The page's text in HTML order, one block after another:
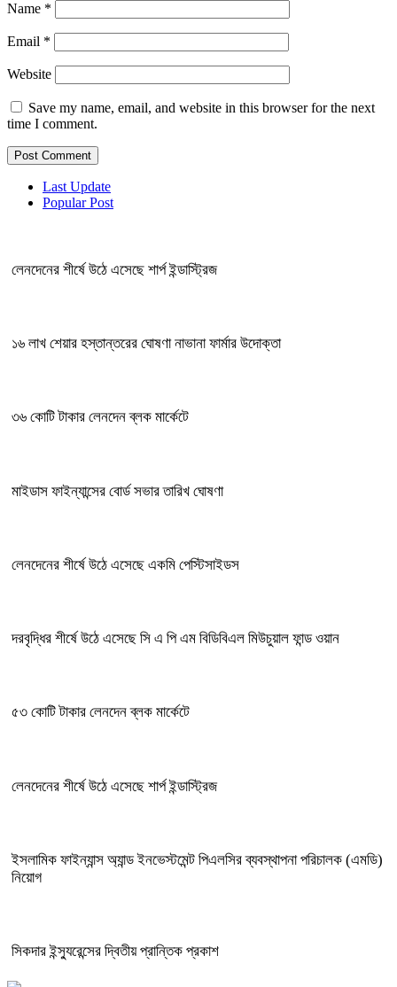
Name *
Email *
Website
Save my name, email, and website in this browser for the next
time I comment.
Last Update
Popular Post
লেনদেনের শীর্ষে উঠে এসেছে শার্প ইন্ডাস্ট্রিজ
১৬ লাখ শেয়ার হস্তান্তরের ঘোষণা নাভানা ফার্মার উদোক্তা
৩৬ কোটি টাকার লেনদেন ব্লক মার্কেটে
মাইডাস ফাইন্যান্সের বোর্ড সভার তারিখ ঘোষণা
লেনদেনের শীর্ষে উঠে এসেছে একমি পেস্টিসাইডস
দরবৃদ্ধির শীর্ষে উঠে এসেছে সি এ পি এম বিডিবিএল মিউচুয়াল ফান্ড ওয়ান
৫৩ কোটি টাকার লেনদেন ব্লক মার্কেটে
লেনদেনের শীর্ষে উঠে এসেছে শার্প ইন্ডাস্ট্রিজ
ইসলামিক ফাইন্যান্স অ্যান্ড ইনভেস্টমেন্ট পিএলসির ব্যবস্থাপনা পরিচালক (এমডি)
নিয়োগ
সিকদার ইন্স্যুরেন্সের দ্বিতীয় প্রান্তিক প্রকাশ